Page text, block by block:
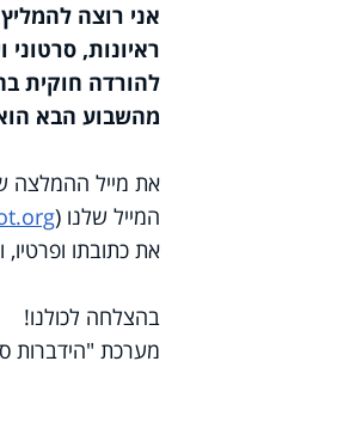
אני רוצה
ראיונות,
להורדה חוקית
מהשבוע הבא הוא
את מייל ההמלצה
המייל שלנו (
את כתובתו
בהצלחה לכולנו!
מערכת "הידברות